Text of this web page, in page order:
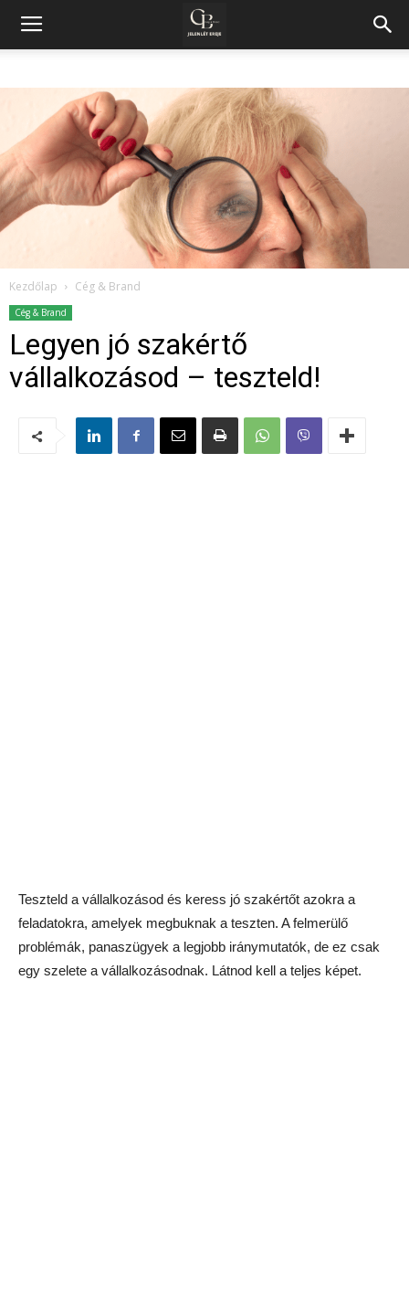
Kezdőlap Cég & Brand
Cég & Brand
Legyen jó szakértő
vállalkozásod – teszteld!
Teszteld a vállalkozásod és keress jó szakértőt azokra a
feladatokra, amelyek megbuknak a teszten. A felmerülő
problémák, panaszügyek a legjobb iránymutatók, de ez csak
egy szelete a vállalkozásodnak. Látnod kell a teljes képet.